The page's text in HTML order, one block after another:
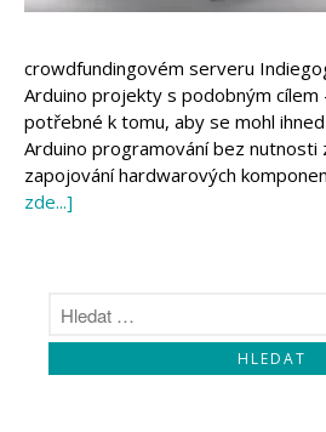
Koupit
crowdfundingovém serveru
Arduino projekty s podobným cílem
potřebné k tomu, aby se mohl
Arduino programování bez nutnosti
zapojování hardwarových
zde...]